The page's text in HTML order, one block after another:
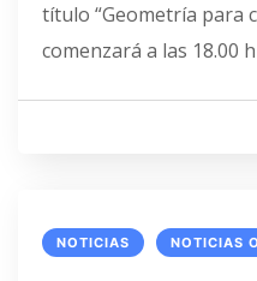
título “Geometría para
comenzará a las 18.00
NOTICIAS NOTICIAS